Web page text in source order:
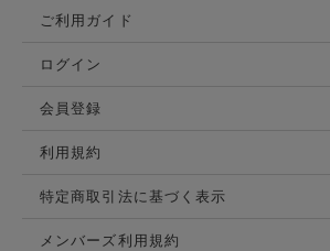
ご利用ガイド
ログイン
会員登録
利用規約
特定商取引法に基づく表示
メンバーズ利用規約